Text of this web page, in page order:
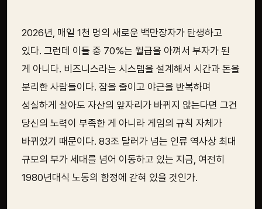
2026년, 매일 1천 명의 새로운 백만장자가 탄생하고
있다. 그런데 이들 중 70%는 월급을 아껴서 부자가 된
게 아니다. 비즈니스라는 시스템을 설계해서 시간과 돈을
분리한 사람들이다. 잠을 줄이고 야근을 반복하며
성실하게 살아도 자산의 앞자리가 바뀌지 않는다면 그건
당신의 노력이 부족한 게 아니라 게임의 규칙 자체가
바뀌었기 때문이다. 83조 달러가 넘는 인류 역사상 최대
규모의 부가 세대를 넘어 이동하고 있는 지금, 여전히
1980년대식 노동의 함정에 갇혀 있을 것인가.